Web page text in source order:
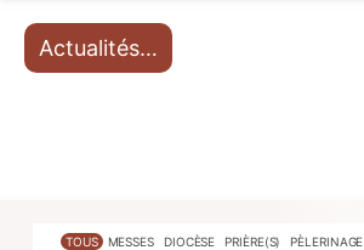
Actualités…
TOUS MESSES DIOCÈSE PRIÈRE(S) PÈLERINAGE